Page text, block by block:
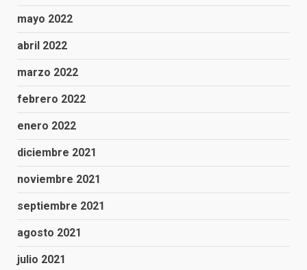
mayo 2022
abril 2022
marzo 2022
febrero 2022
enero 2022
diciembre 2021
noviembre 2021
septiembre 2021
agosto 2021
julio 2021